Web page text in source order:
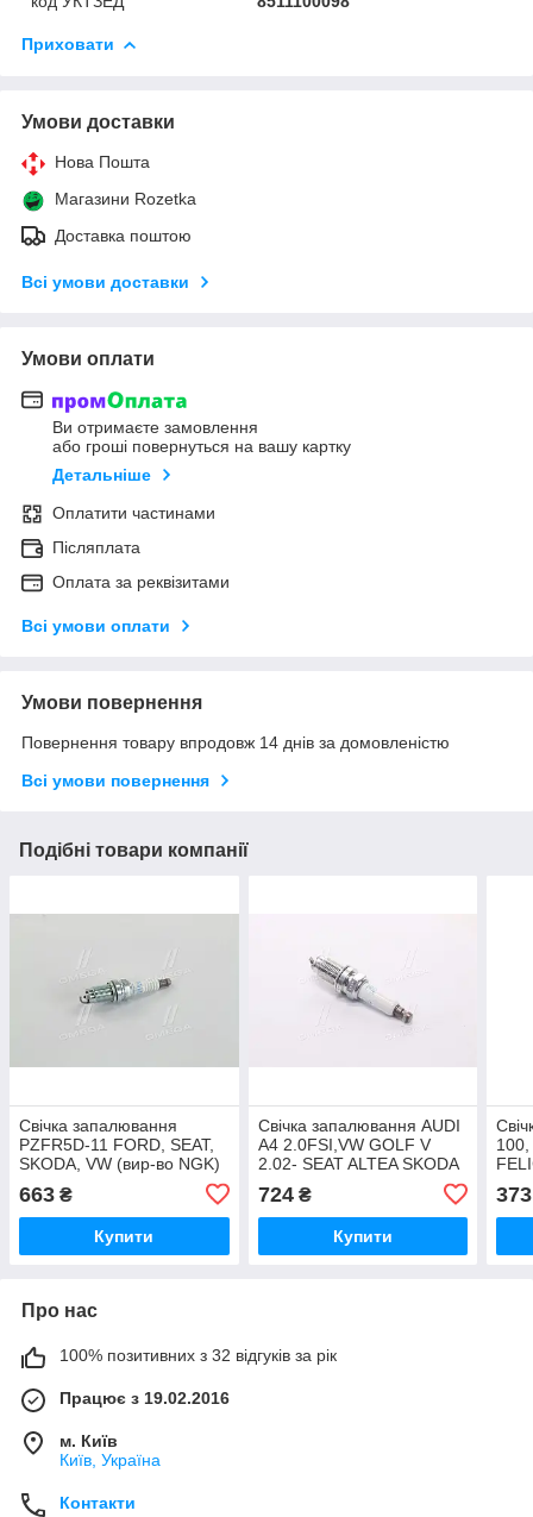
Приховати
Умови доставки
Нова Пошта
Магазини Rozetka
Доставка поштою
Всі умови доставки
Умови оплати
Ви отримаєте замовлення
або гроші повернуться на вашу картку
Детальніше
Оплатити частинами
Післяплата
Оплата за реквізитами
Всі умови оплати
Умови повернення
Повернення товару впродовж 14 днів за домовленістю
Всі умови повернення
Подібні товари компанії
Свічка запалювання
PZFR5D-11 FORD, SEAT,
SKODA, VW (вир-во NGK)
663 ₴
Купити
Свічка запалювання AUDI
A4 2.0FSI,VW GOLF V
2.02- SEAT ALTEA SKODA
OCTAVIA 2.0 (вир-во NGK)
PZFR5N-11T UA51
724₴
Купити
100,
373
Про нас
100% позитивних з 32 відгуків за рік
Працює з 19.02.2016
м. Київ
Київ, Україна
Контакти